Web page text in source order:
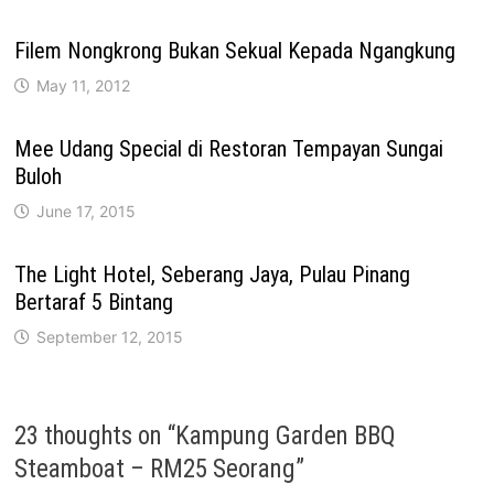
Filem Nongkrong Bukan Sekual Kepada Ngangkung
May 11, 2012
Mee Udang Special di Restoran Tempayan Sungai
Buloh
June 17, 2015
The Light Hotel, Seberang Jaya, Pulau Pinang
Bertaraf 5 Bintang
September 12, 2015
23 thoughts on “Kampung Garden BBQ
Steamboat – RM25 Seorang”